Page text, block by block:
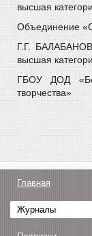
высшая
Объединение
Г.Г.
высшая
ГБОУ ДОД
творчества»
Главная
Журналы